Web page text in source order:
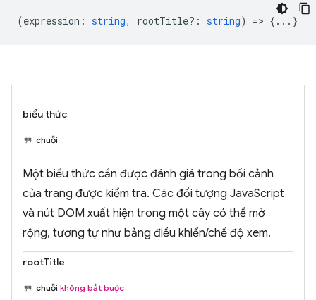
(expression : string, rootTitle? : string) => {...}
biểu thức
chuỗi
Một biểu thức cần được đánh giá trong bối cảnh
của trang được kiểm tra. Các đối tượng JavaScript
và nút DOM xuất hiện trong một cây có thể mở
rộng, tương tự như bảng điều khiển/chế độ xem.
rootTitle
chuỗi không bắt buộc